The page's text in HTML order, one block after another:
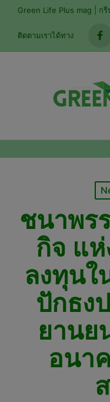
Green Life Plus mag | ก
ติดตามเราได้ทาง
ชนาพร
กิจ แ
ลงทุนใ
ปักธง
ยานย
อนา